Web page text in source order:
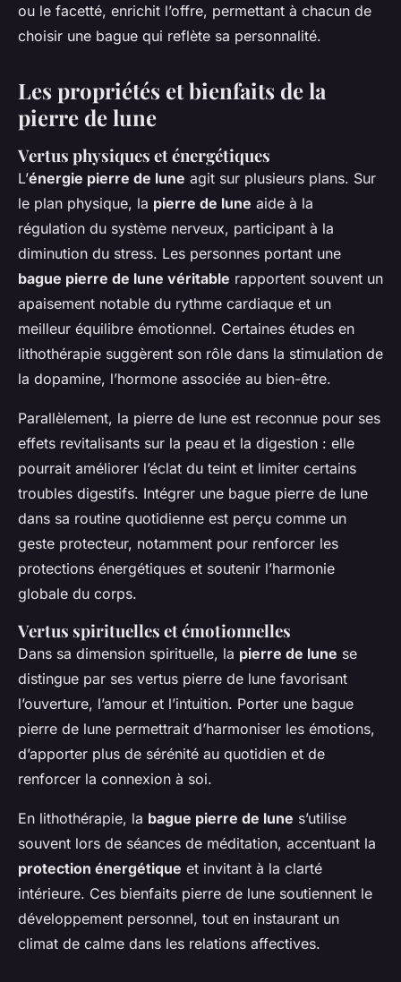
ou le facetté, enrichit l’offre, permettant à chacun de
choisir une bague qui reflète sa personnalité.
Les propriétés et bienfaits de la
pierre de lune
Vertus physiques et énergétiques
L’énergie pierre de lune agit sur plusieurs plans. Sur
le plan physique, la pierre de lune aide à la
régulation du système nerveux, participant à la
diminution du stress. Les personnes portant une
bague pierre de lune véritable rapportent souvent un
apaisement notable du rythme cardiaque et un
meilleur équilibre émotionnel. Certaines études en
lithothérapie suggèrent son rôle dans la stimulation de
la dopamine, l’hormone associée au bien-être.
Parallèlement, la pierre de lune est reconnue pour ses
effets revitalisants sur la peau et la digestion : elle
pourrait améliorer l’éclat du teint et limiter certains
troubles digestifs. Intégrer une bague pierre de lune
dans sa routine quotidienne est perçu comme un
geste protecteur, notamment pour renforcer les
protections énergétiques et soutenir l’harmonie
globale du corps.
Vertus spirituelles et émotionnelles
Dans sa dimension spirituelle, la pierre de lune se
distingue par ses vertus pierre de lune favorisant
l’ouverture, l’amour et l’intuition. Porter une bague
pierre de lune permettrait d’harmoniser les émotions,
d’apporter plus de sérénité au quotidien et de
renforcer la connexion à soi.
En lithothérapie, la bague pierre de lune s’utilise
souvent lors de séances de méditation, accentuant la
protection énergétique et invitant à la clarté
intérieure. Ces bienfaits pierre de lune soutiennent le
développement personnel, tout en instaurant un
climat de calme dans les relations affectives.